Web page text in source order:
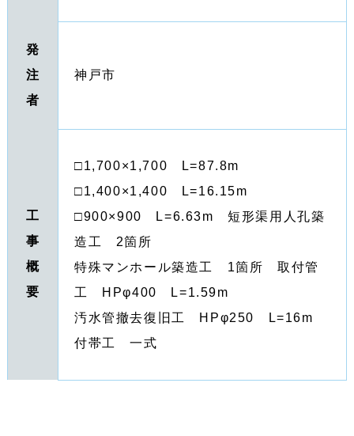
発
注
者
神戸市
工
事
概
要
□1,700×1,700 L=87.8m
□1,400×1,400 L=16.15m
□900×900 L=6.63m 短形渠用人孔築
造工 2箇所
特殊マンホール築造工 1箇所 取付管
工 HPφ400 L=1.59m
汚水管撤去復旧工 HPφ250 L=16m
付帯工 一式